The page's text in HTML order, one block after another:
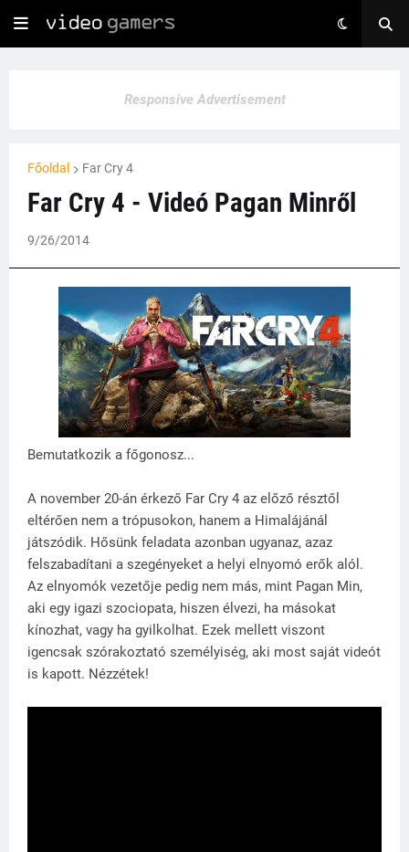
Responsive Advertisement
Főoldal Far Cry 4
Far Cry 4 - Videó Pagan Minről
9/26/2014
Bemutatkozik a főgonosz...
A november 20-án érkező Far Cry 4 az előző résztől
eltérően nem a trópusokon, hanem a Himalájánál
játszódik. Hősünk feladata azonban ugyanaz, azaz
felszabadítani a szegényeket a helyi elnyomó erők alól.
Az elnyomók vezetője pedig nem más, mint Pagan Min,
aki egy igazi szociopata, hiszen élvezi, ha másokat
kínozhat, vagy ha gyilkolhat. Ezek mellett viszont
igencsak szórakoztató személyiség, aki most saját videót
is kapott. Nézzétek!